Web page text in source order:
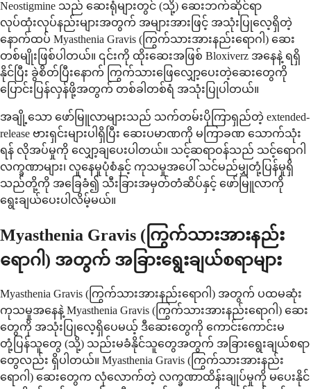
Neostigmine သည် ဆေးရုံများတွင် (သို့) ဆေးဘက်ဆိုင်ရာ
လုပ်ထုံးလုပ်နည်းများအတွက် အများအားဖြင့် အသုံးပြုလေ့ရှိတဲ့
နောက်ထပ် Myasthenia Gravis (ကြွက်သားအားနည်းရောဂါ) ဆေး
တစ်မျိုးဖြစ်ပါတယ်။ ၎င်းကို ထိုးဆေးအဖြစ် Bloxiverz အနေနဲ့ ရရှိ
နိုင်ပြီး ခွဲစိတ်ပြီးနောက် ကြွက်သားဖြေလျှော့ပေးတဲ့ဆေးတွေကို
ပြောင်းပြန်လှန်ဖို့အတွက် တစ်ခါတစ်ရံ အသုံးပြုပါတယ်။
အချို့သော ဖော်မြူလာများသည် သက်တမ်းပိုကြာရှည်တဲ့ extended-
release ဗားရှင်းများပါရှိပြီး ဆေးပမာဏကို မကြာခဏ သောက်သုံး
ရန် လိုအပ်မှုကို လျှော့ချပေးပါတယ်။ သင့်ဆရာဝန်သည် သင့်ရောဂါ
လက္ခဏာများ၊ လူနေမှုပုံစံနှင့် ကုသမှုအပေါ် သင်မည်မျှတုံ့ပြန်မှုရှိ
သည်တို့ကို အခြေခံ၍ သီးခြားအမှတ်တံဆိပ်နှင့် ဖော်မြူလာကို
ရွေးချယ်ပေးပါလိမ့်မယ်။
Myasthenia Gravis (ကြွက်သားအားနည်း
ရောဂါ) အတွက် အခြားရွေးချယ်စရာများ
Myasthenia Gravis (ကြွက်သားအားနည်းရောဂါ) အတွက် ပထမဆုံး
ကုသမှုအနေနဲ့ Myasthenia Gravis (ကြွက်သားအားနည်းရောဂါ) ဆေး
တွေကို အသုံးပြုလေ့ရှိပေမယ့် ဒီဆေးတွေကို ကောင်းကောင်းမ
တုံ့ပြန်သူတွေ (သို့) သည်းမခံနိုင်သူတွေအတွက် အခြားရွေးချယ်စရာ
တွေလည်း ရှိပါတယ်။ Myasthenia Gravis (ကြွက်သားအားနည်း
ရောဂါ) ဆေးတွေက လုံလောက်တဲ့ လက္ခဏာထိန်းချုပ်မှုကို မပေးနိုင်